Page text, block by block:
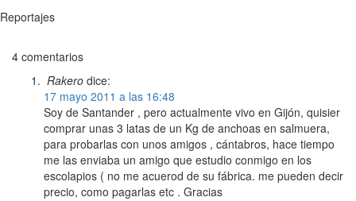
Reportajes
4 comentarios
Rakero dice:
17 mayo 2011 a las 16:48
Soy de Santander , pero actualmente vivo en Gijón, quisier
comprar unas 3 latas de un Kg de anchoas en salmuera,
para probarlas con unos amigos , cántabros, hace tiempo
me las enviaba un amigo que estudio conmigo en los
escolapios ( no me acuerod de su fábrica. me pueden decir
precio, como pagarlas etc . Gracias